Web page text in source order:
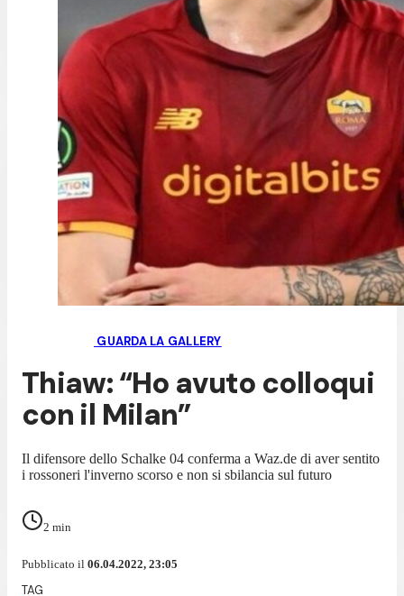
GUARDA LA GALLERY
Thiaw: “Ho avuto colloqui
con il Milan”
Il difensore dello Schalke 04 conferma a Waz.de di aver sentito
i rossoneri l'inverno scorso e non si sbilancia sul futuro
2 min
Pubblicato il 06.04.2022, 23:05